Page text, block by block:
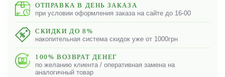
ОТПРАВКА В ДЕНЬ ЗАКАЗА
при условии оформления заказа на сайте до 16-00
СКИДКИ ДО 8%
накопительная система скидок уже от 1000грн
100% ВОЗВРАТ ДЕНЕГ
по желанию клиента / оперативная замена на
аналогичный товар